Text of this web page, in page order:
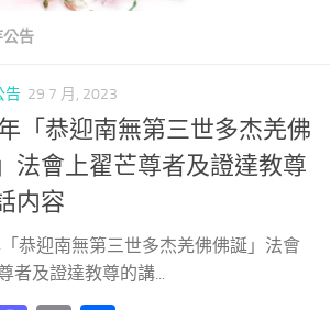
告
告 29 7 月, 2023
「恭迎南無第三世多杰羌佛
法會上翟芒尊者及證達教尊
内容
恭迎南無第三世多杰羌佛佛誕」法會
者及證達教尊的講...